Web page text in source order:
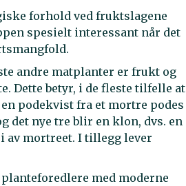
forhold ved fruktslagene
spesielt interessant når det
andre matplanter er frukt og
Dette betyr, i de fleste tilfelle at
podekvist fra et mortre podes
det nye tre blir en klon, dvs. en
av mortreet. I tillegg lever
med moderne